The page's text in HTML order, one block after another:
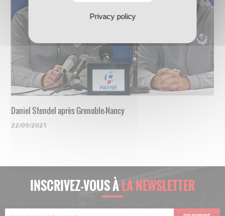
Daniel Stendel après Grenoble-Nancy
22/09/2021
INSCRIVEZ-VOUS ÀLA NEWSLETTER
Privacy policy